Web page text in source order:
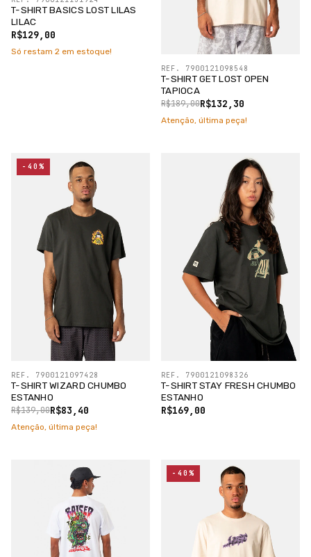
T-SHIRT BASICS LOST LILAS
LILAC
R$129,00
Só restam 2 em estoque!
T-SHIRT GET LOST OPEN
TAPIOCA
R$132,30
R$189,00
REF. 7900121098548
Atenção, última peça!
T-SHIRT WIZARD CHUMBO
ESTANHO
R$83,40
R$139,00
REF. 7900121097428
-40%
Atenção, última peça!
T-SHIRT STAY FRESH CHUMBO
ESTANHO
R$169,00
REF. 7900121098326
-40%